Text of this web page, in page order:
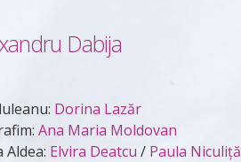
Dabija
Dorina Lazăr
Ana Maria Moldovan
Elvira Deatcu / Paula Niculiţă